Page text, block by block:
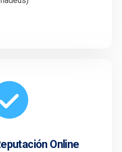
Online